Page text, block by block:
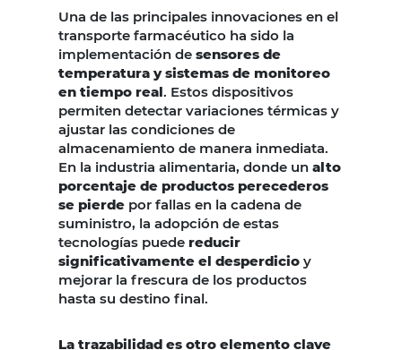
Una de las principales innovaciones en el
transporte farmacéutico ha sido la
implementación de sensores de
temperatura y sistemas de monitoreo
en tiempo real. Estos dispositivos
permiten detectar variaciones térmicas y
ajustar las condiciones de
almacenamiento de manera inmediata.
En la industria alimentaria, donde un alto
porcentaje de productos perecederos
se pierde por fallas en la cadena de
suministro, la adopción de estas
tecnologías puede reducir
significativamente el desperdicio y
mejorar la frescura de los productos
hasta su destino final.
La trazabilidad es otro elemento clave